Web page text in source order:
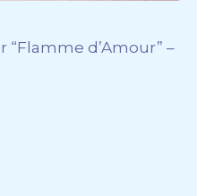
d’Amour” –